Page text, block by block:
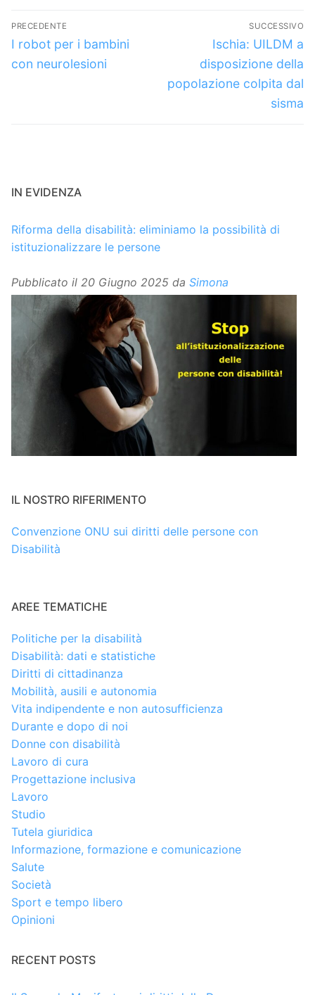
Navigazione
articoli
PRECEDENTE
Articolo
precedente:
I robot per i bambini
con neurolesioni
SUCCESSIVO
Articolo
successivo:
Ischia: UILDM a
disposizione della
popolazione colpita dal
sisma
IN EVIDENZA
Riforma della disabilità: eliminiamo la possibilità di
istituzionalizzare le persone
Pubblicato il 20 Giugno 2025 da Simona
IL NOSTRO RIFERIMENTO
Convenzione ONU sui diritti delle persone con
Disabilità
AREE TEMATICHE
Politiche per la disabilità
Disabilità: dati e statistiche
Diritti di cittadinanza
Mobilità, ausili e autonomia
Vita indipendente e non autosufficienza
Durante e dopo di noi
Donne con disabilità
Lavoro di cura
Progettazione inclusiva
Lavoro
Studio
Tutela giuridica
Informazione, formazione e comunicazione
Salute
Società
Sport e tempo libero
Opinioni
RECENT POSTS